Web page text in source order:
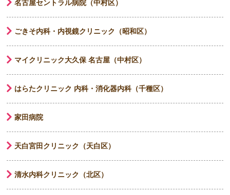
名古屋セントラル病院（中村区）
ごきそ内科・内視鏡クリニック（昭和区）
マイクリニック大久保 名古屋（中村区）
はらたクリニック 内科・消化器内科（千種区）
家田病院
天白宮田クリニック（天白区）
清水内科クリニック（北区）